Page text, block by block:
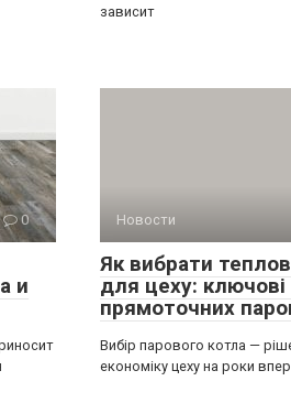
зависит
0
и
Новости
Як вибрати
для цеху: ключові
прямоточних
Вибір парового котла —
економіку цеху на роки